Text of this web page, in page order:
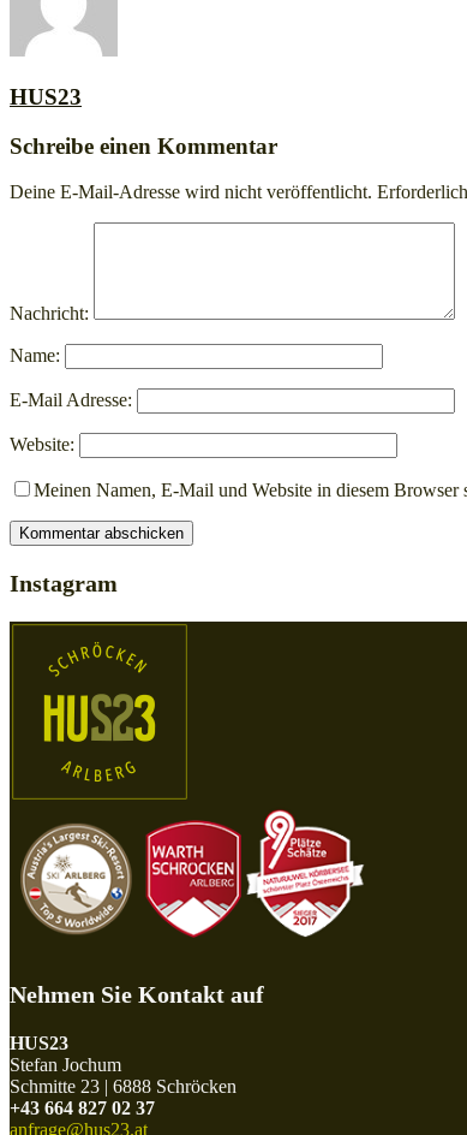
HUS23
Schreibe einen Kommentar
Deine E-Mail-Adresse wird nicht veröffentlicht.
Nachricht:
Name:
E-Mail Adresse:
Website:
Meinen Namen, E-Mail und Website in diesem Browser
Instagram
Nehmen Sie Kontakt auf
HUS23
Stefan Jochum
Schmitte 23 | 6888 Schröcken
+43 664 827 02 37
anfrage@hus23.at